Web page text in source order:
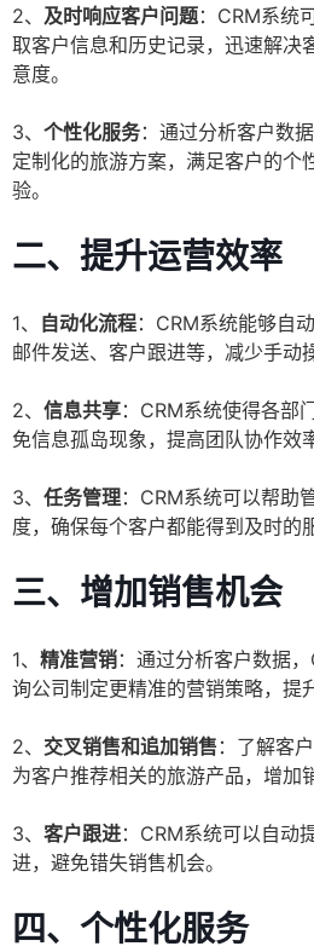
2、 及时响应客户问题：CRM系统
取客户信息和历史记录，迅速解决
意度。
3、 个性化服务：通过分析客户数
定制化的旅游方案，满足客户的个
验。
二、提升运营效率
1、 自动化流程：CRM系统能够自
邮件发送、客户跟进等，减少手动
2、 信息共享：CRM系统使得各部
免信息孤岛现象，提高团队协作效
3、 任务管理：CRM系统可以帮助
度，确保每个客户都能得到及时的
三、增加销售机会
1、 精准营销：通过分析客户数据
询公司制定更精准的营销策略，提
2、 交叉销售和追加销售 ：了解客
为客户推荐相关的旅游产品，增加
3、 客户跟进：CRM系统可以自动
进，避免错失销售机会。
四、个性化服务